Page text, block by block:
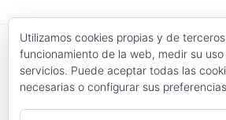
© 2026 Modas Isabel - C/ Verónica
Jumilla
Precios válidos salvo error
existencias.
Utilizamos cookies propias y de
funcionamiento de la web, medir su
servicios. Puede aceptar todas las
necesarias o configurar sus